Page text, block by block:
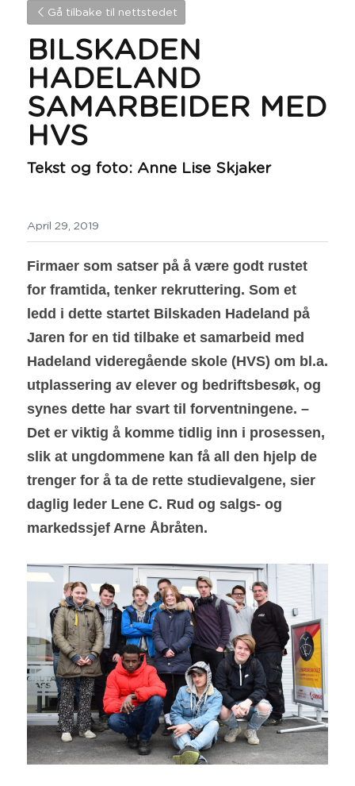
Gå tilbake til nettstedet
BILSKADEN
HADELAND
SAMARBEIDER MED
HVS
Tekst og foto: Anne Lise Skjaker
April 29, 2019
Firmaer som satser på å være godt rustet
for framtida, tenker rekruttering. Som et
ledd i dette startet Bilskaden Hadeland på
Jaren for en tid tilbake et samarbeid med
Hadeland videregående skole (HVS) om bl.a.
utplassering av elever og bedriftsbesøk, og
synes dette har svart til forventningene. –
Det er viktig å komme tidlig inn i prosessen,
slik at ungdommene kan få all den hjelp de
trenger for å ta de rette studievalgene, sier
daglig leder Lene C. Rud og salgs- og
markedssjef Arne Åbråten.